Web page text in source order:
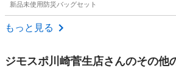
新品未使用防災バッグセット
神奈川 大和市
もっと見る
ジモスポ川崎菅生店さんのその他